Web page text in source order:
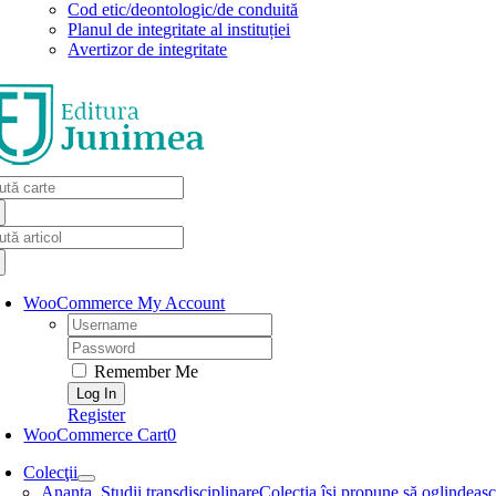
Cod etic/deontologic/de conduită
Planul de integritate al instituției
Avertizor de integritate
WooCommerce My Account
Username:
Password:
Remember Me
Register
WooCommerce Cart0
Colecţii
Ananta. Studii transdisciplinareColecţia își propune să